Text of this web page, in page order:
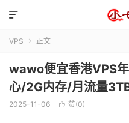

VPS  正文
wawo便宜香港VPS
心/2G内存/月流量
2025-11-06  赞(0)